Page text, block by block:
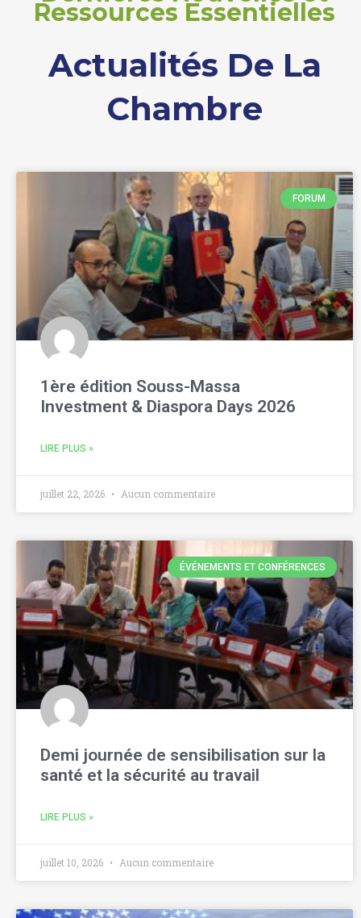
Ressources Essentielles
Actualités De La
Chambre
FORUM
1ère édition Souss-Massa
Investment & Diaspora Days 2026
LIRE PLUS »
juillet 22, 2026 Aucun commentaire
ÉVÉNEMENTS ET CONFÉRENCES
Demi journée de sensibilisation sur la
santé et la sécurité au travail
LIRE PLUS »
juillet 10, 2026 Aucun commentaire